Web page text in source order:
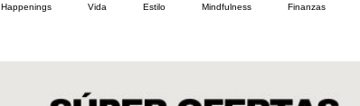
Happenings Vida Estilo Mindfulness Finanzas